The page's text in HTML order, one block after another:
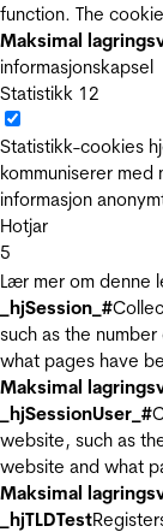
function. The
Maksimal
informasjonskapsel
Statistikk 12
Statistikk-cookies
kommuniserer
informasjon
Hotjar
5
Lær mer om denne
_hjSession_#
such as the
what pages have
Maksimal
_hjSessionUser_#
website, such as
website and what
Maksimal
_hjTLDTest